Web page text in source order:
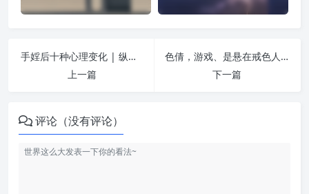
手婬后十种心理变化 | 纵欲危害
上一篇
色倩，游戏、是悬在戒色人头上的两把刀！ | 纵欲危害
下一篇
评论（没有评论）